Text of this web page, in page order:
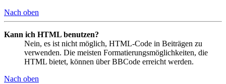
Nach oben
Kann ich HTML benutzen?
Nein, es ist nicht möglich, HTML-Code in Beiträgen zu
verwenden. Die meisten Formatierungsmöglichkeiten, die
HTML bietet, können über BBCode erreicht werden.
Nach oben